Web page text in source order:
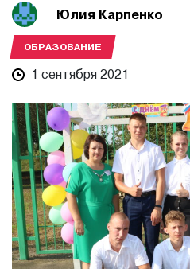
Юлия Карпенко
ОБРАЗОВАНИЕ
1 сентября 2021